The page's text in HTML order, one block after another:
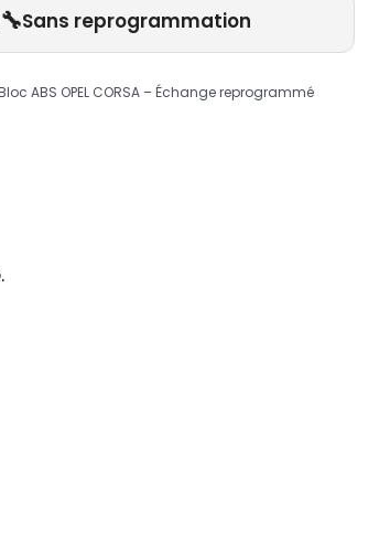
🔧Sans reprogrammation
ABS OPEL CORSA – Échange reprogrammé